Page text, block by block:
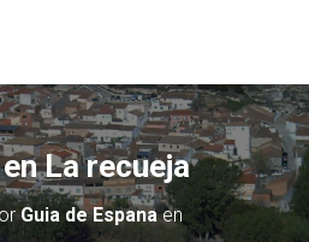
La recueja
Guia de Espanaen